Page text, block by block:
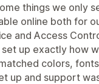
things we only
online both for
and Access
up exactly how
colors,
up and support